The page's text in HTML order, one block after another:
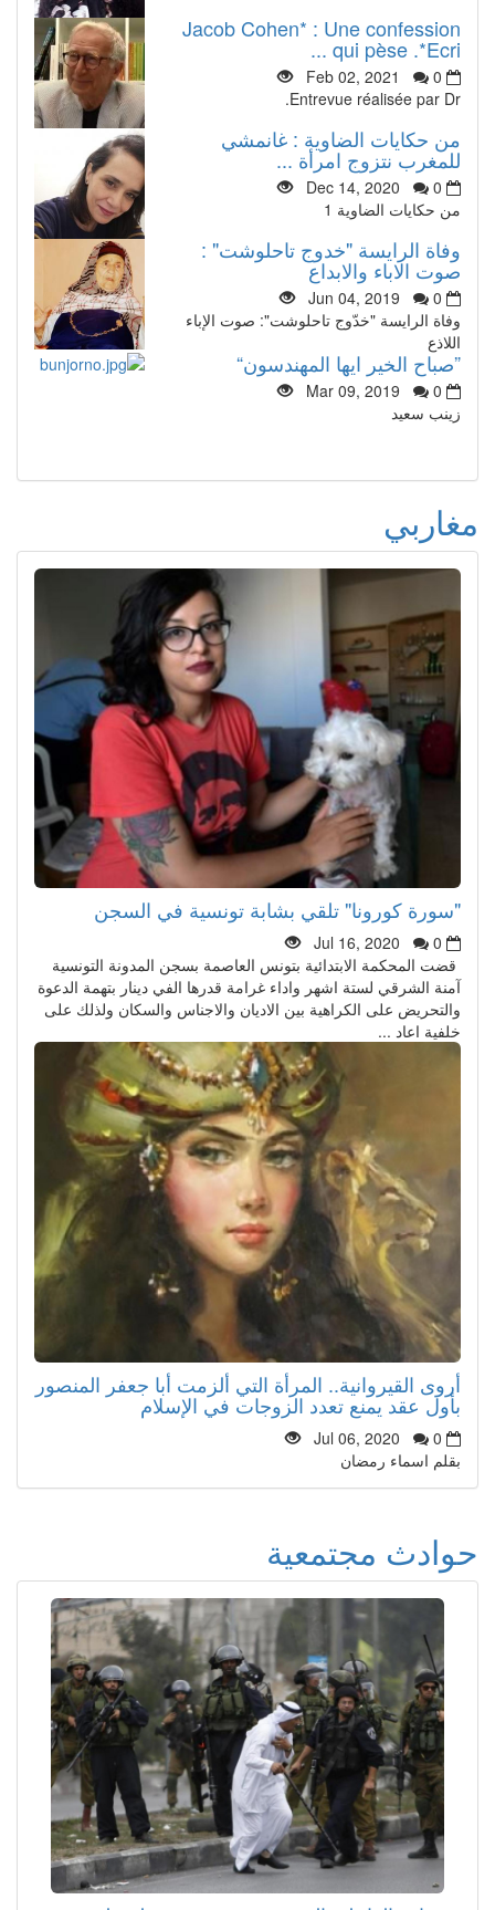
Jacob Cohen* : Une confession
qui pèse .*Ecri ...
Feb 02, 2021
0
Entrevue réalisée par Dr.
من حكايات الضاوية : غانمشي
للمغرب نتزوج امرأة ...
Dec 14, 2020
0
من حكايات الضاوية 1
وفاة الرايسة "خدوج تاحلوشت" :
صوت الاباء والابداع
Jun 04, 2019
0
وفاة الرايسة "خدّوج تاحلوشت": صوت الإباء
اللاذع
”صباح الخير ايها المهندسون“
Mar 09, 2019
0
زينب سعيد
مغاربي
"سورة كورونا" تلقي بشابة تونسية في السجن
Jul 16, 2020
0
قضت المحكمة الابتدائية بتونس العاصمة بسجن المدونة التونسية
آمنة الشرقي لستة اشهر واداء غرامة قدرها الفي دينار بتهمة الدعوة
والتحريض على الكراهية بين الاديان والاجناس والسكان ولذلك على
خلفية اعاد ...
أروى القيروانية.. المرأة التي ألزمت أبا جعفر المنصور
بأول عقد يمنع تعدد الزوجات في الإسلام
Jul 06, 2020
0
بقلم اسماء رمضان
حوادث مجتمعية